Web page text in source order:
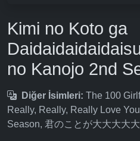
Kimi no Koto ga
no Kanojo 2nd
Diğer İsimleri: The 100
Really, Really, Really Love
Season, 君のことが大大大大